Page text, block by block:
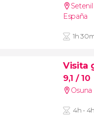
España
1h
Visita
9,1 / 10
4h -